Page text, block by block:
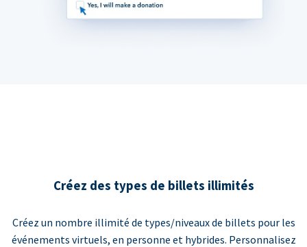
Créez des types de billets illimités
Créez un nombre illimité de types/niveaux de billets pour les
événements virtuels, en personne et hybrides. Personnalisez